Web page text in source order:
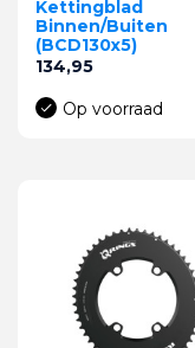
Kettingblad
Binnen/Buiten
(BCD130x5)
Prijs
134,95
Op voorraad